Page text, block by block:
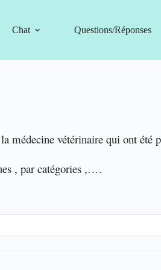
Chat Questions/Réponses
vétérinaire qui ont été
, par catégories ,….